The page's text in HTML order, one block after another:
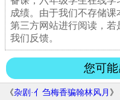
成绩。由于我们不存储课
第三方网站进行阅读，
我们反馈。
您可
《杂剧·亻刍梅香骗翰林风月 》